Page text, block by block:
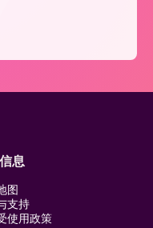
息
图
支持
使用政策